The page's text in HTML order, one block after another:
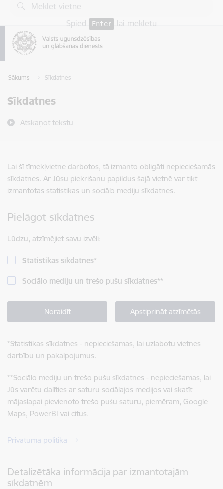
Pāriet uz lapas saturu
Spied
Enter lai meklētu
Sākums Sīkdatnes
Sīkdatnes
Atskaņot tekstu
Lai šī tīmekļvietne darbotos, tā izmanto obligāti nepieciešamās
sīkdatnes. Ar Jūsu piekrišanu papildus šajā vietnē var tikt
izmantotas statistikas un sociālo mediju sīkdatnes.
Pielāgot sīkdatnes
Lūdzu, atzīmējiet savu izvēli:
Statistikas sīkdatnes*
Sociālo mediju un trešo pušu sīkdatnes**
Noraidīt Apstiprināt atzīmētās
*Statistikas sīkdatnes - nepieciešamas, lai uzlabotu vietnes
darbību un pakalpojumus.
**Sociālo mediju un trešo pušu sīkdatnes - nepieciešamas, lai
Jūs varētu dalīties ar saturu sociālajos medijos vai skatīt
mājaslapai pievienoto trešo pušu saturu, piemēram, Google
Maps, PowerBI vai citus.
Privātuma politika
Detalizētāka informācija par izmantotajām
sīkdatnēm